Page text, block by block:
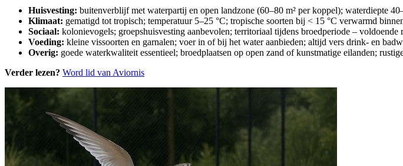
Huisvesting: buitenverblijf met waterpartij en open landzone (60–80 m² per koppel); waterdiepte
Klimaat: gematigd tot tropisch; temperatuur 5–25 °C; tropische soorten bij < 15 °C verwarmd
Sociaal: kolonievogels; groepshuisvesting aanbevolen; territoriaal tijdens broedperiode – voldoende
Voeding: kleine vissoorten en garnalen; voer in of bij het water aanbieden; altijd vers drink- en
Overig: goede waterkwaliteit essentieel; broedplaatsen op open zand of kunstmatige eilanden;
Verder lezen? Word lid van Aviornis